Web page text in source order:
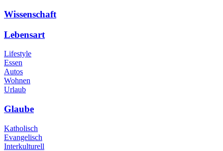
Wissenschaft
Lebensart
Lifestyle
Essen
Autos
Wohnen
Urlaub
Glaube
Katholisch
Evangelisch
Interkulturell